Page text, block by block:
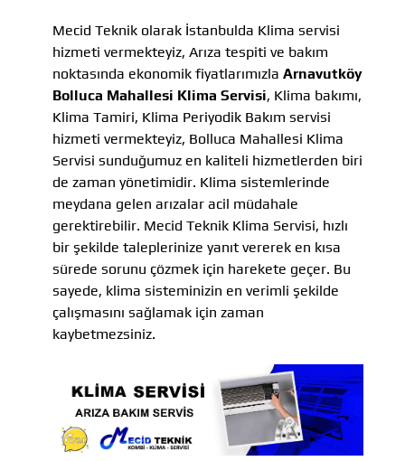
Mecid Teknik olarak İstanbulda Klima servisi
hizmeti vermekteyiz, Arıza tespiti ve bakım
noktasında ekonomik fiyatlarımızla Arnavutköy
Bolluca Mahallesi Klima Servisi, Klima bakımı,
Klima Tamiri, Klima Periyodik Bakım servisi
hizmeti vermekteyiz, Bolluca Mahallesi Klima
Servisi sunduğumuz en kaliteli hizmetlerden biri
de zaman yönetimidir. Klima sistemlerinde
meydana gelen arızalar acil müdahale
gerektirebilir. Mecid Teknik Klima Servisi, hızlı
bir şekilde taleplerinize yanıt vererek en kısa
sürede sorunu çözmek için harekete geçer. Bu
sayede, klima sisteminizin en verimli şekilde
çalışmasını sağlamak için zaman
kaybetmezsiniz.